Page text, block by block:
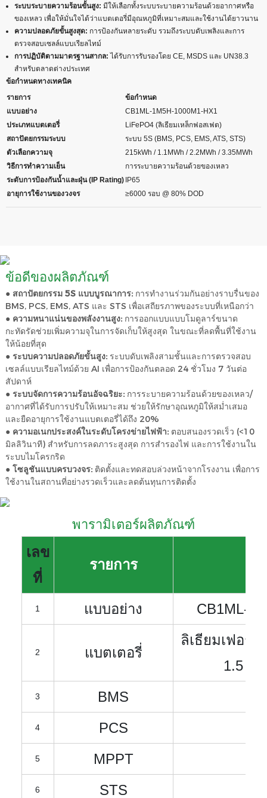
ระบบระบายความร้อนขั้นสูง: มีให้เลือกทั้งระบบระบายความร้อนด้วยอากาศหรือ
ของเหลว เพื่อให้มั่นใจได้ว่าแบตเตอรี่มีอุณหภูมิที่เหมาะสมและใช้งานได้ยาวนาน
ความปลอดภัยขั้นสูงสุด: การป้องกันหลายระดับ รวมถึงระบบดับเพลิงและการ
ตรวจสอบเซลล์แบบเรียลไทม์
การปฏิบัติตามมาตรฐานสากล: ได้รับการรับรองโดย CE, MSDS และ UN38.3
สำหรับตลาดต่างประเทศ
ข้อกำหนดทางเทคนิค
รายการ
ข้อกำหนด
แบบอย่าง
CB1ML-1M5H-1000M1-HX1
ประเภทแบตเตอรี่
LiFePO4 (ลิเธียมเหล็กฟอสเฟต)
สถาปัตยกรรมระบบ
ระบบ 5S (BMS, PCS, EMS, ATS, STS)
ตัวเลือกความจุ
215kWh / 1.1MWh / 2.2MWh / 3.35MWh
วิธีการทำความเย็น
การระบายความร้อนด้วยของเหลว
ระดับการป้องกันน้ำและฝุ่น (IP Rating) IP65
อายุการใช้งานของวงจร
≥6000 รอบ @ 80% DOD
ข้อดีของผลิตภัณฑ์
● สถาปัตยกรรม 5S แบบบูรณาการ: การทำงานร่วมกันอย่างราบรื่นของ
BMS, PCS, EMS, ATS และ STS เพื่อเสถียรภาพของระบบที่เหนือกว่า
● ความหนาแน่นของพลังงานสูง: การออกแบบแบบโมดูลาร์ขนาด
กะทัดรัดช่วยเพิ่มความจุในการจัดเก็บให้สูงสุด ในขณะที่ลดพื้นที่ใช้งาน
ให้น้อยที่สุด
● ระบบความปลอดภัยขั้นสูง: ระบบดับเพลิงสามชั้นและการตรวจสอบ
เซลล์แบบเรียลไทม์ด้วย AI เพื่อการป้องกันตลอด 24 ชั่วโมง 7 วันต่อ
สัปดาห์
● ระบบจัดการความร้อนอัจฉริยะ: การระบายความร้อนด้วยของเหลว/
อากาศที่ได้รับการปรับให้เหมาะสม ช่วยให้รักษาอุณหภูมิให้สม่ำเสมอ
และยืดอายุการใช้งานแบตเตอรี่ได้ถึง 20%
● ความอเนกประสงค์ในระดับโครงข่ายไฟฟ้า: ตอบสนองรวดเร็ว (<10
มิลลิวินาที) สำหรับการลดภาระสูงสุด การสำรองไฟ และการใช้งานใน
ระบบไมโครกริด
● โซลูชันแบบครบวงจร: ติดตั้งและทดสอบล่วงหน้าจากโรงงาน เพื่อการ
ใช้งานในสถานที่อย่างรวดเร็วและลดต้นทุนการติดตั้ง
พารามิเตอร์ผลิตภัณฑ์
เลข
ที่
รายการ
1 แบบอย่าง CB1ML-
2 แบตเตอรี่
ลิเธียมเฟอร์โ
1.5 เ
3 BMS
4 PCS
5 MPPT
6 STS